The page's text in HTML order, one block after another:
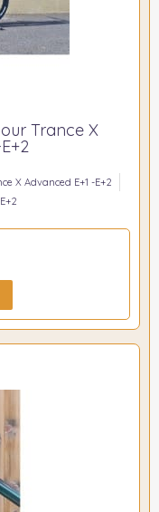
Trance X
X Advanced E+1 -E+2